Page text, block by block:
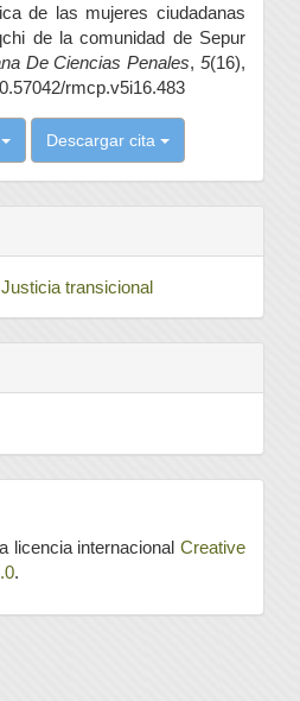
de las mujeres ciudadanas
de la comunidad de Sepur
De Ciencias Penales,5(16),
rmcp.v5i16.483
Descargar cita
transicional
licencia internacional Creative
.